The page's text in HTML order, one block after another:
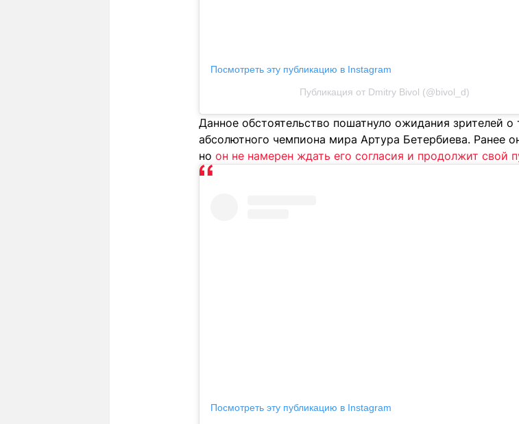
Посмотреть эту публикацию в Instagram
Публикация от Dmitry Bivol (@bivol_d)
Данное обстоятельство пошатнуло ожидания зрителей
абсолютного чемпиона мира Артура Бетербиева. Ранее
но он не намерен ждать его согласия и продолжит свой
Посмотреть эту публикацию в Instagram